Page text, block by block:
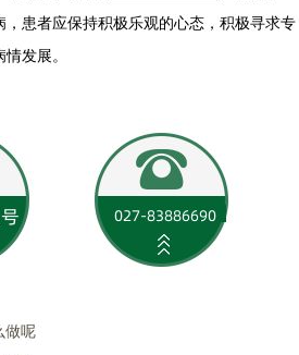
患者应保持积极乐观的心态，积极寻求专
发展。
做呢